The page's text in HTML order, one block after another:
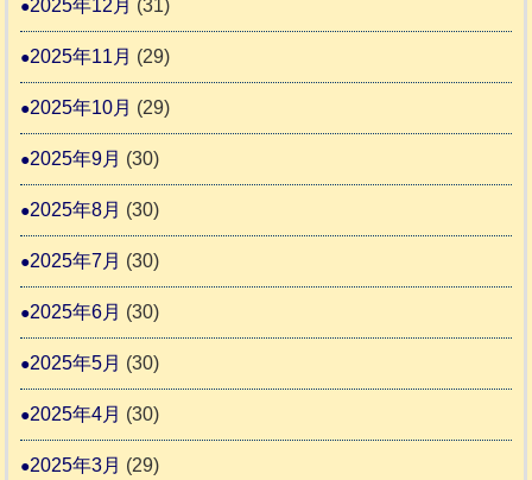
2025年12月 (31)
2025年11月 (29)
2025年10月 (29)
2025年9月 (30)
2025年8月 (30)
2025年7月 (30)
2025年6月 (30)
2025年5月 (30)
2025年4月 (30)
2025年3月 (29)